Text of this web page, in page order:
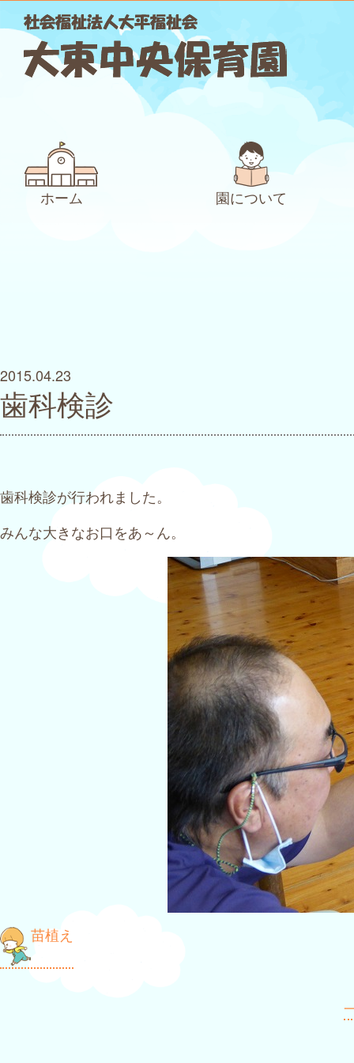
ホーム 園について
歯科検診
2015.04.23
歯科検診が行われました。
みんな大きなお口をあ～ん。
投
稿
苗植え